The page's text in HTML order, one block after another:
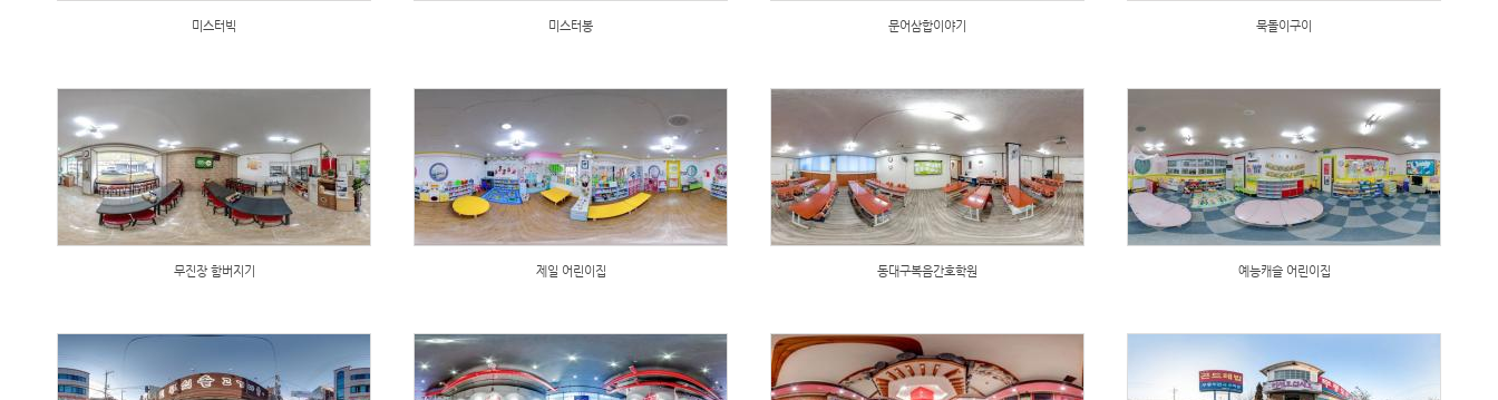
미스터빅 미스터봉 문어삼합이야기 묵돌이구이
무진장 함버지기 제일 어린이집 동대구복음간호학원 예능캐슬 어린이집